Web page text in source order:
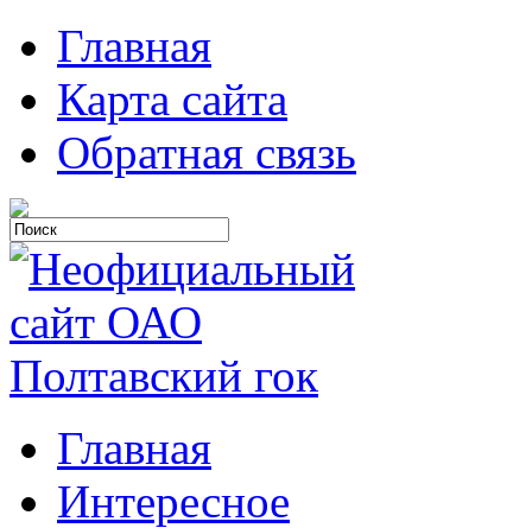
Главная
Карта сайта
Обратная связь
Главная
Интересное